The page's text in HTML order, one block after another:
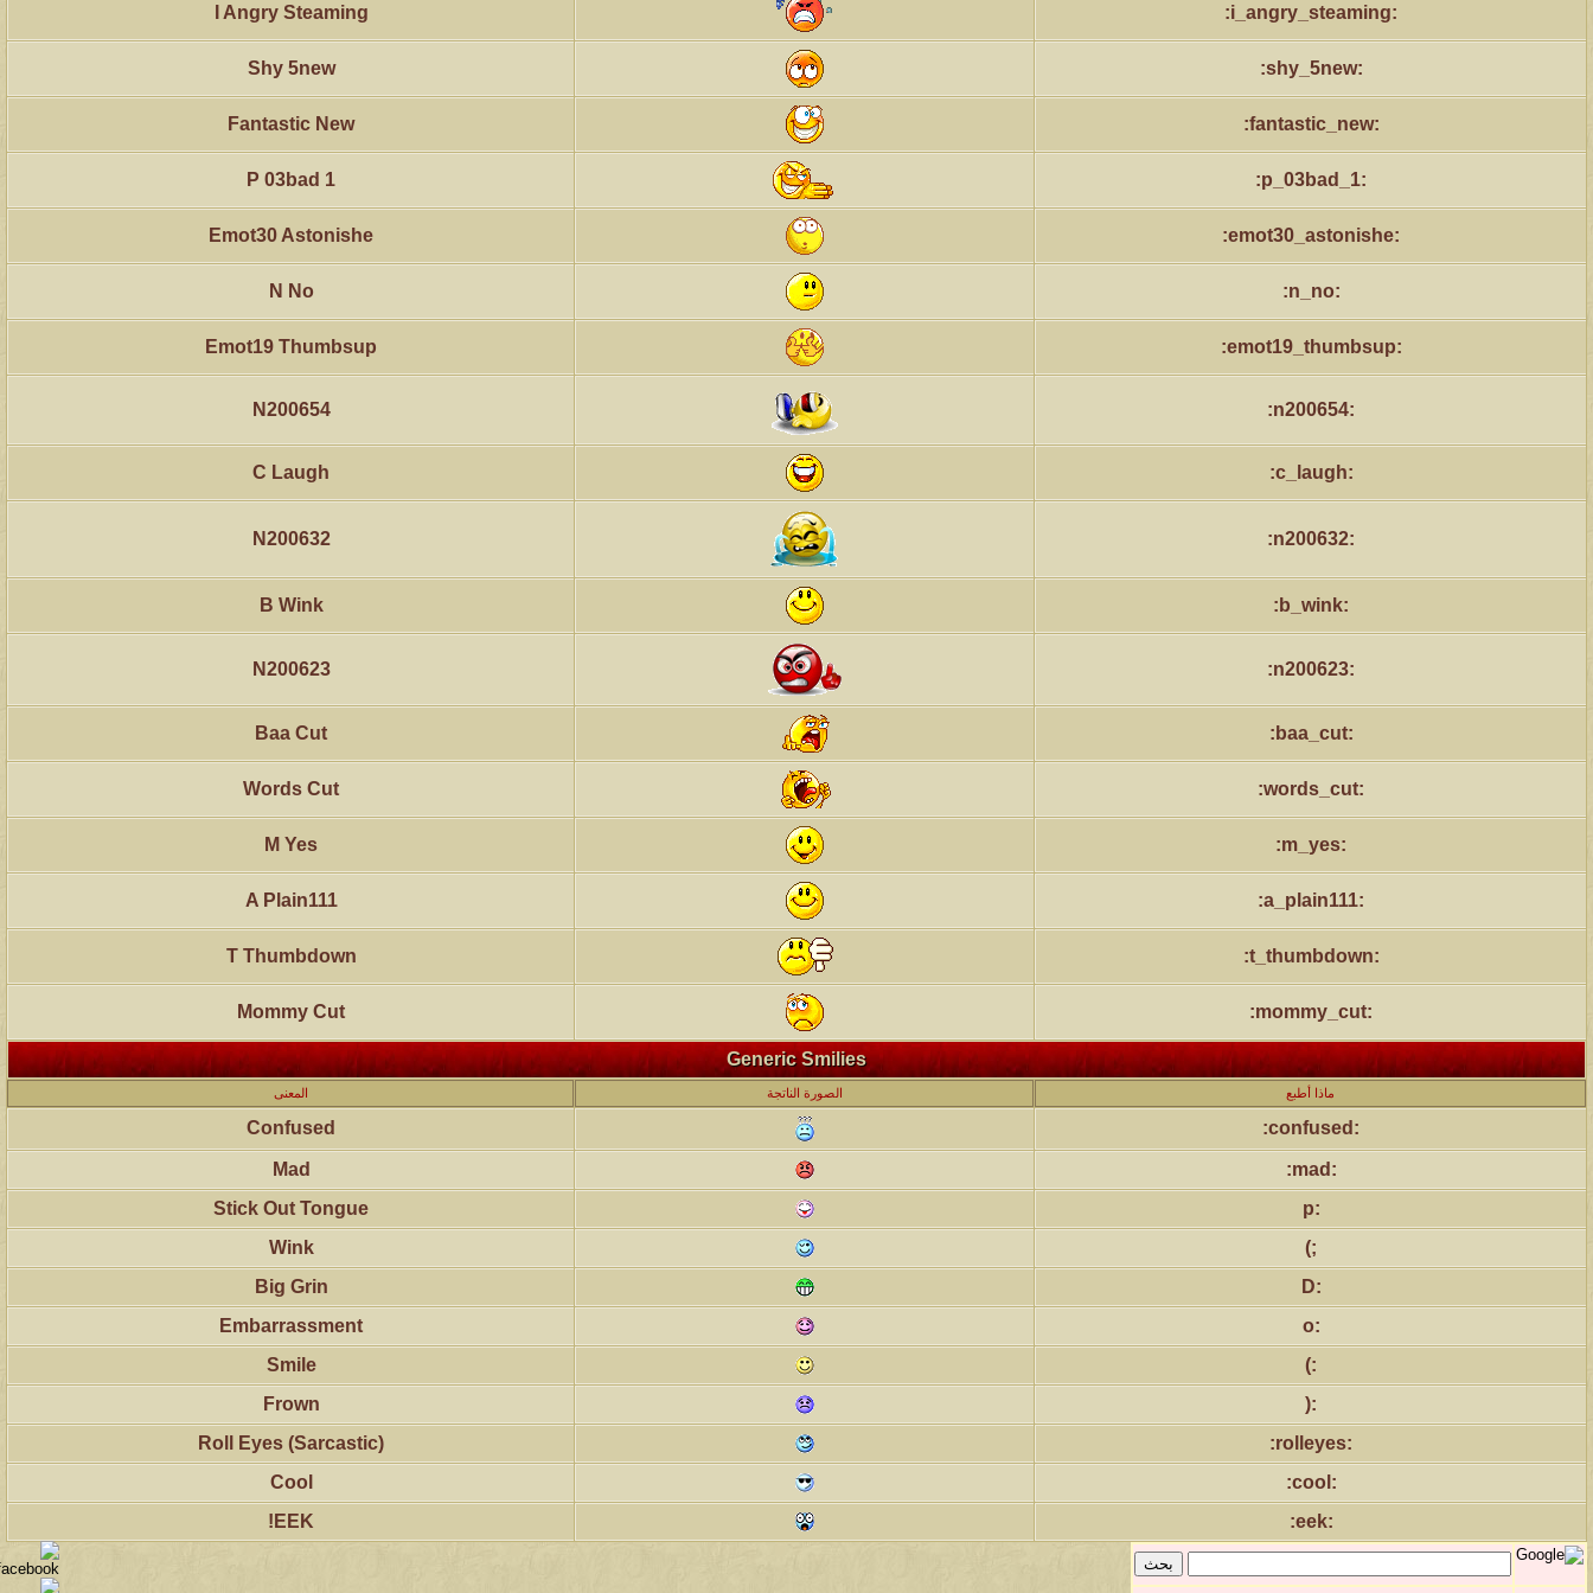
:i_angry_steaming:
I Angry Steaming
:shy_5new:
Shy 5new
:fantastic_new:
Fantastic New
:p_03bad_1:
P 03bad 1
:emot30_astonishe:
Emot30 Astonishe
:n_no:
N No
:emot19_thumbsup:
Emot19 Thumbsup
:n200654:
N200654
:c_laugh:
C Laugh
:n200632:
N200632
:b_wink:
B Wink
:n200623:
N200623
:baa_cut:
Baa Cut
:words_cut:
Words Cut
:m_yes:
M Yes
:a_plain111:
A Plain111
:t_thumbdown:
T Thumbdown
:mommy_cut:
Mommy Cut
Generic Smilies
ماذا أطبع الصورة الناتجة المعنى
:confused:
Confused
:mad:
Mad
:p
Stick Out Tongue
;)
Wink
:D
Big Grin
:o
Embarrassment
:)
Smile
:(
Frown
:rolleyes:
Roll Eyes (Sarcastic)
:cool:
Cool
:eek:
EEK!